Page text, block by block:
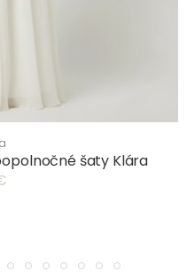
šaty Klára